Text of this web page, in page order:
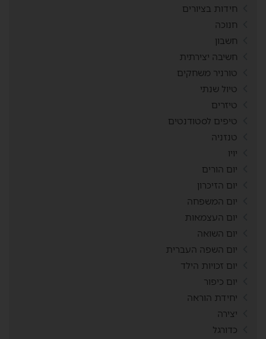
חידות בציורים
חנוכה
חשבון
חשיבה יצירתית
טורניר משחקים
טיול שנתי
טיזרים
טיפים לסטודנטים
טנזניה
יויו
יום הורים
יום הזיכרון
יום המשפחה
יום העצמאות
יום השואה
יום השפה העברית
יום זכויות הילד
יום כיפור
יחידת הוראה
יצירה
כדורגל